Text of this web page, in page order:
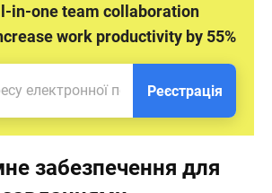
in-one team collaboration
work productivity by 55%
Реєстрація
забезпечення для